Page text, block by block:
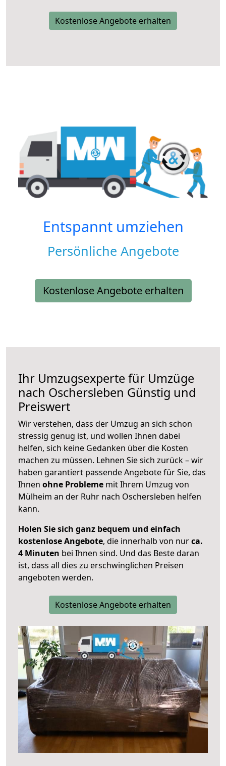
Kostenlose Angebote erhalten
Entspannt umziehen
Persönliche Angebote
Kostenlose Angebote erhalten
Ihr Umzugsexperte für Umzüge
nach Oschersleben Günstig und
Preiswert
Wir verstehen, dass der Umzug an sich schon
stressig genug ist, und wollen Ihnen dabei
helfen, sich keine Gedanken über die Kosten
machen zu müssen. Lehnen Sie sich zurück – wir
haben garantiert passende Angebote für Sie, das
Ihnen ohne Probleme mit Ihrem Umzug von
Mülheim an der Ruhr nach Oschersleben helfen
kann.
Holen Sie sich ganz bequem und einfach
kostenlose Angebote, die innerhalb von nurca.
4 Minuten bei Ihnen sind. Und das Beste daran
ist, dass all dies zu erschwinglichen Preisen
angeboten werden.
Kostenlose Angebote erhalten